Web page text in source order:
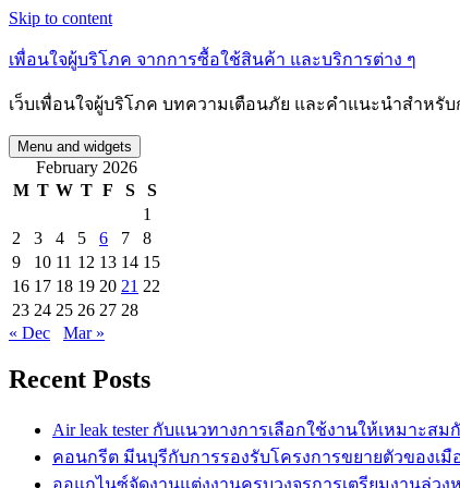
Skip to content
เพื่อนใจผู้บริโภค จากการซื้อใช้สินค้า และบริการต่าง ๆ
เว็บเพื่อนใจผู้บริโภค บทความเตือนภัย และคำแนะนำสำหรั
Menu and widgets
February 2026
M T W T F S
S
1
2
3 4 5 6 7
8
9
10 11 12 13 14 15
16 17 18 19 20 21 22
23 24 25 26 27 28
« Dec
Mar »
Recent Posts
Air leak tester กับแนวทางการเลือกใช้งานให้เหมาะส
คอนกรีต มีนบุรีกับการรองรับโครงการขยายตัวของเมื
ออแกไนซ์จัดงานแต่งงานครบวงจรการเตรียมงานล่วง